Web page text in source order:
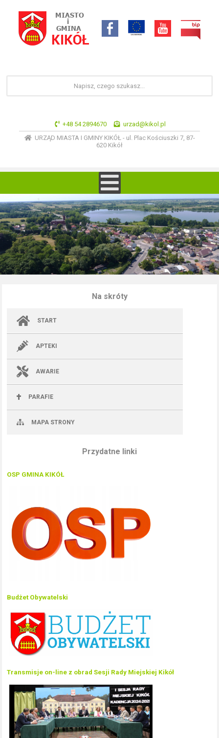
+48 54 2894670
urzad@kikol.pl
URZĄD MIASTA I GMINY KIKÓŁ - ul. Plac Kościuszki 7, 87-
620 Kikół
Na skróty
START
APTEKI
AWARIE
PARAFIE
MAPA STRONY
Przydatne linki
OSP GMINA KIKÓŁ
Budżet Obywatelski
Transmisje on-line z obrad Sesji Rady Miejskiej Kikół